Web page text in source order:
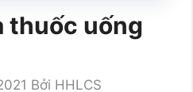
thuốc uống
Bởi HHLCS